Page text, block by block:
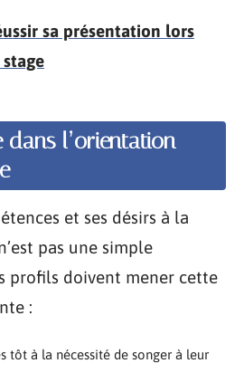
sa présentation lors
dans l’orientation
et ses désirs à la
pas une simple
profils doivent mener cette
:
tôt à la nécessité de songer à leur